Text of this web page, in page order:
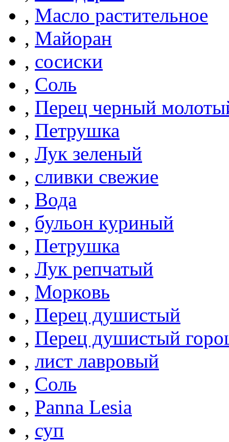
, Масло растительное
, Майоран
, сосиски
, Соль
, Перец черный
, Петрушка
, Лук зеленый
, сливки свежие
, Вода
, бульон куриный
, Петрушка
, Лук репчатый
, Морковь
, Перец душистый
, Перец душистый
, лист лавровый
, Соль
, Panna Lesia
, суп